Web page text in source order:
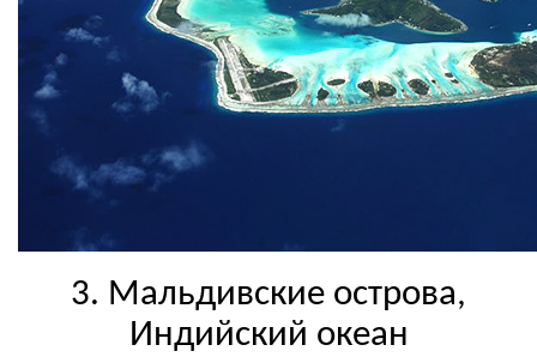
3. Мальдивские острова,
Индийский океан